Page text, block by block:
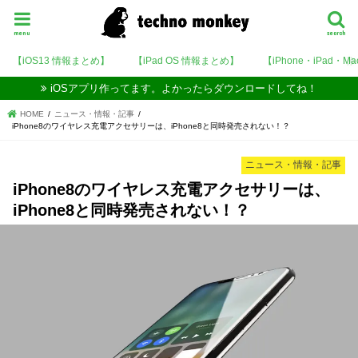
search
menu
【iOS13 情報まとめ】 【iPad OS 情報まとめ】 【iPhone・iPad・
iOSアプリ作ってます。よかったらダウンロードしてね！
HOME
ニュース・情報・記事
iPhone8のワイヤレス充電アクセサリーは、iPhone8と同時発売されない！？
ニュース・情報・記事
iPhone8のワイヤレス充電アクセサリーは、
iPhone8と同時発売されない！？